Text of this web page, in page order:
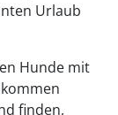
Urlaub
Hunde mit
finden,